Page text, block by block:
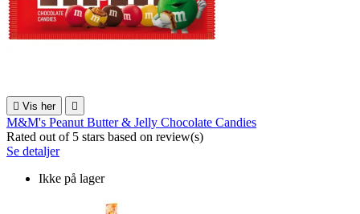
 Vis her 
M&M's Peanut Butter & Jelly Chocolate Candies
Rated out of 5 stars based on review(s)
Se detaljer
Ikke på lager